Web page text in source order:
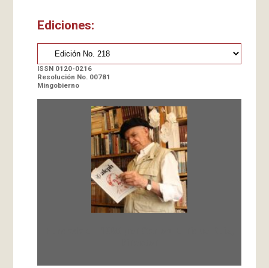
Ediciones:
ISSN 0120-0216
Resolución No. 00781
Mingobierno